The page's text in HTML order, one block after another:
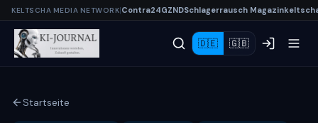
KELTSCHA MEDIA NETWORK|Contra24GZNDSchlagerrausch Magazin
🇩🇪 🇬🇧
Startseite